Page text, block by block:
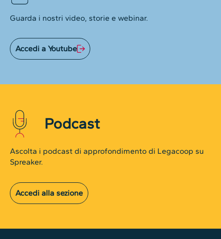
Guarda i nostri video, storie e webinar.
Accedi a Youtube
Podcast
Ascolta i podcast di approfondimento di Legacoop su
Spreaker.
Accedi alla sezione